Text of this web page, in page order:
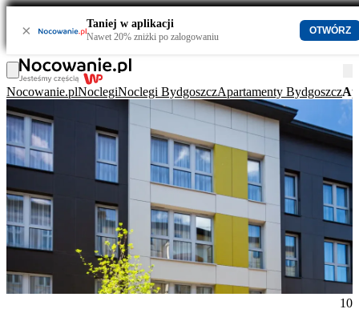
× Taniej w aplikacji
Nawet 20% zniżki po zalogowaniu
OTWÓRZ
Nocowanie.plNoclegiNoclegi BydgoszczApartamenty Bydgoszcz
10